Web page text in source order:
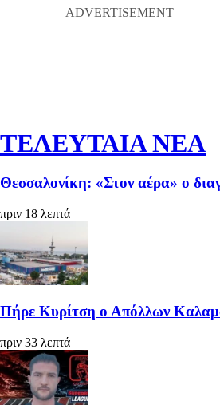
ΤΕΛΕΥΤΑΙΑ ΝΕΑ
Θεσσαλονίκη: «Στον αέρα» ο
πριν 18 λεπτά
Πήρε Κυρίτση ο Απόλλων
πριν 33 λεπτά